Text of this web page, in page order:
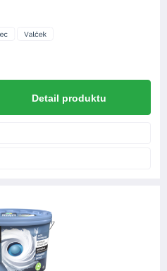
Detail produktu